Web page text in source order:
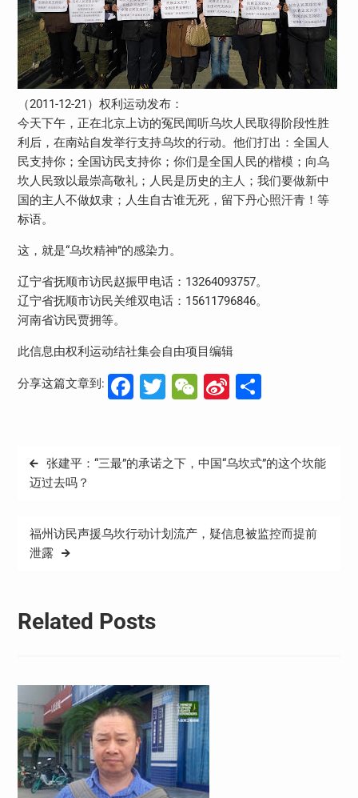
（2011-12-21）权利运动发布：
今天下午，正在北京上访的冤民闻听乌坎人民取得阶段性胜
利后，在南站自发举行支持乌坎的行动。他们打出：全国人
民支持你；全国访民支持你；你们是全国人民的楷模；向乌
坎人民致以最崇高敬礼；人民是历史的主人；我们要做新中
国的主人不做奴隶；人生自古谁无死，留下丹心照汗青！等
标语。
这，就是“乌坎精神”的感染力。
辽宁省抚顺市访民赵振甲电话：13264093757。
辽宁省抚顺市访民关维双电话：15611796846。
河南省访民贾拥等。
此信息由权利运动结社集会自由项目编辑
分享这篇文章到: Facebook
Twitter
WeChat
Sina分
文
章
航
张建平：“三最”的承诺之下，中国“乌坎式”的这个坎能
迈过去吗？
福州访民声援乌坎行动计划流产，疑信息被监控而提前
泄露
Related Posts